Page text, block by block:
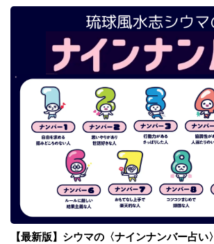
【最新版】シウマの〈ナインナンバー占い